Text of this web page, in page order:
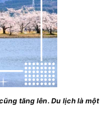
tăng lên. Du lịch là một